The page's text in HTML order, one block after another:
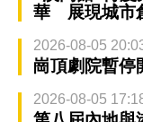
華 展現城市
2026-08-05
崗頂劇院暫停
2026-08-05